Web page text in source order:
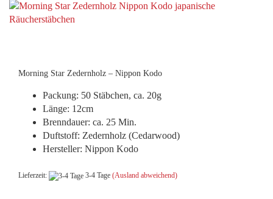
Morning Star Zedernholz – Nippon Kodo
Packung: 50 Stäbchen, ca. 20g
Länge: 12cm
Brenndauer: ca. 25 Min.
Duftstoff: Zedernholz (Cedarwood)
Hersteller: Nippon Kodo
Lieferzeit: 3-4 Tage (Ausland abweichend)